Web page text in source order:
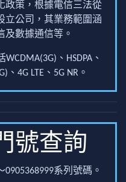
政策，根據電信三法從
立公司，其業務範圍涵
及數據通信等。
、HSDPA、
、4G LTE、5G NR。
號查詢
系列號碼。